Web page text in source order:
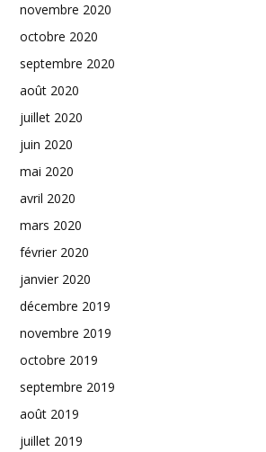
novembre 2020
octobre 2020
septembre 2020
août 2020
juillet 2020
juin 2020
mai 2020
avril 2020
mars 2020
février 2020
janvier 2020
décembre 2019
novembre 2019
octobre 2019
septembre 2019
août 2019
juillet 2019